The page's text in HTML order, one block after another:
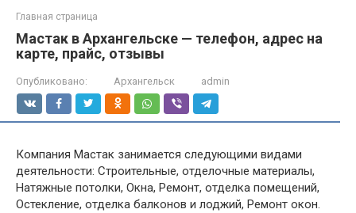
Главная страница
Мастак в Архангельске — телефон, адрес на
карте, прайс, отзывы
Опубликовано: Архангельск admin
Компания Мастак занимается следующими видами
деятельности: Строительные, отделочные материалы,
Натяжные потолки, Окна, Ремонт, отделка помещений,
Остекление, отделка балконов и лоджий, Ремонт окон.